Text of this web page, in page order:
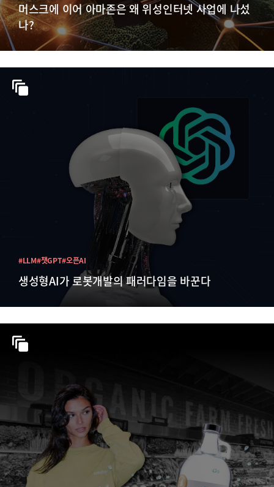
머스크에 이어 아마존은 왜 위성인터넷 사업에 나섰
나?
생성형AI가 로봇개발의 패러다임을 바꾼다
#LLM#챗GPT#오픈AI